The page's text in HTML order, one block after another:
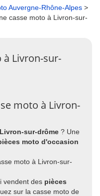
Auvergne-Rhône-Alpes >
casse moto à Livron-sur-
Livron-sur-
moto à Livron-
sur-drôme ? Une
moto d'occasion
moto à Livron-sur-
vendent des pièces
sur la casse moto de